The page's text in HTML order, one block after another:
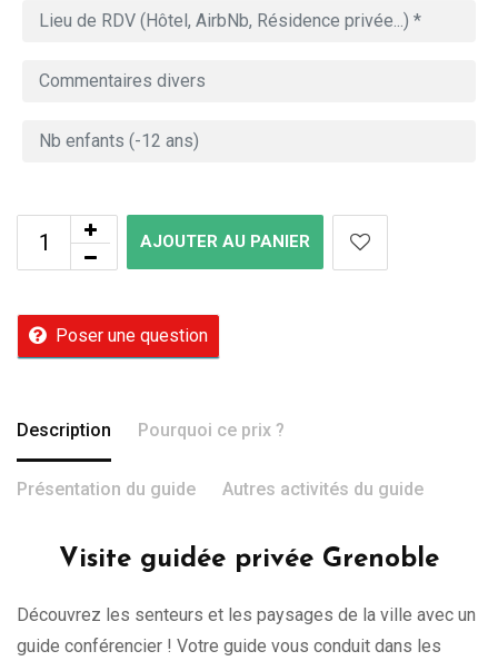
AJOUTER AU PANIER
Poser une question
Description Pourquoi ce prix ?
Présentation du guide Autres activités du guide
Visite guidée privée Grenoble
Découvrez les senteurs et les paysages de la ville avec un
guide conférencier ! Votre guide vous conduit dans les